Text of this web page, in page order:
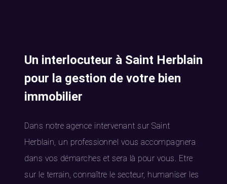
Un interlocuteur à Saint Herblain
pour la gestion de votre bien
immobilier
Dans notre agence intervenant sur Saint
Herblain, un professionnel vous accompagnera
dans vos démarches et sera là pour vous. Etre
sur le terrain, connaître le secteur, humaniser les